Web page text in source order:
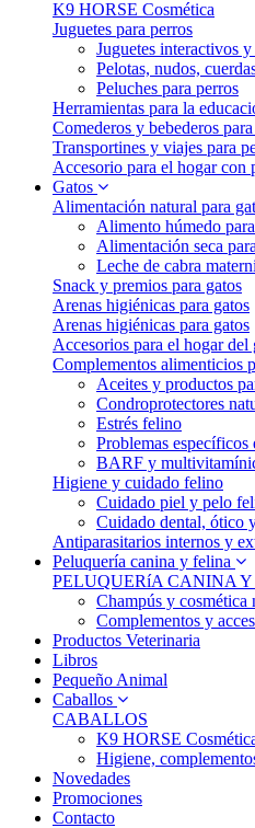
K9 HORSE Cosmética
Juguetes para perros
Juguetes interactivos
Pelotas, nudos,
Peluches para perros
Herramientas para la
Comederos y bebederos
Transportines y viajes para
Accesorio para el hogar con
Gatos
Alimentación natural para
Alimento húmedo
Alimentación seca
Leche de cabra
Snack y premios para gatos
Arenas higiénicas para gatos
Arenas higiénicas para gatos
Accesorios para el hogar del
Complementos alimenticios
Aceites y productos
Condroprotectores
Estrés felino
Problemas específicos
BARF y
Higiene y cuidado felino
Cuidado piel y pelo
Cuidado dental, ótico
Antiparasitarios internos y
Peluquería canina y felina
PELUQUERíA CANINA
Champús y cosmética
Complementos y
Productos Veterinaria
Libros
Pequeño Animal
Caballos
CABALLOS
K9 HORSE
Higiene,
Novedades
Promociones
Contacto